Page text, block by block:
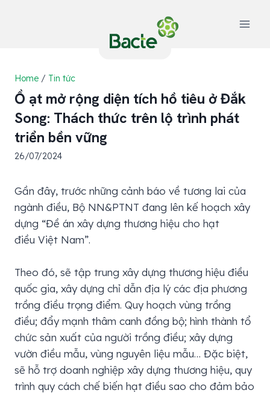
Home / Tin tức
Ồ ạt mở rộng diện tích hồ tiêu ở Đắk
Song: Thách thức trên lộ trình phát
triển bền vững
26/07/2024
Gần đây, trước những cảnh báo về tương lai của
ngành điều, Bộ NN&PTNT đang lên kế hoạch xây
dựng “Đề án xây dựng thương hiệu cho hạt
điều Việt Nam”.
Theo đó, sẽ tập trung xây dựng thương hiệu điều
quốc gia, xây dựng chỉ dẫn địa lý các địa phương
trồng điều trọng điểm. Quy hoạch vùng trồng
điều; đẩy mạnh thâm canh đồng bộ; hình thành tổ
chức sản xuất của người trồng điều; xây dựng
vườn điều mẫu, vùng nguyên liệu mẫu… Đặc biệt,
sẽ hỗ trợ doanh nghiệp xây dựng thương hiệu, quy
trình quy cách chế biến hạt điều sao cho đảm bảo